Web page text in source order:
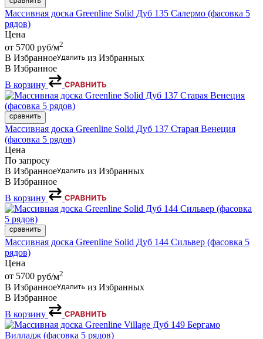
Массивная доска Greenline Solid Дуб 135 Салермо (фасовка 5
рядов)
Цена
от 5700 руб/м2
В Избранное
из Избранных
В Избранное
В корзину
Массивная доска Greenline Solid Дуб 137 Старая Венеция
(фасовка 5 рядов)
Цена
По запросу
В Избранное
из Избранных
В Избранное
В корзину
Массивная доска Greenline Solid Дуб 144 Сильвер (фасовка 5
рядов)
Цена
от 5700 руб/м2
В Избранное
из Избранных
В Избранное
В корзину